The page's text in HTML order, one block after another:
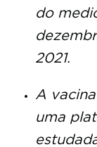
do
2021.
A
uma